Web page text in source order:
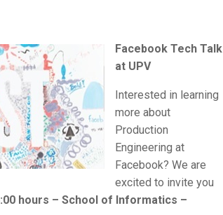
Facebook Tech Talk
at UPV
Interested in learning
more about
Production
Engineering at
Facebook? We are
excited to invite you
hours – School of Informatics –